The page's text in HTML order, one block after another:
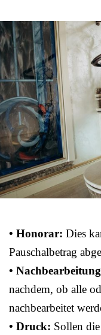
• Honorar: Dies
Pauschalbetrag
•
nachdem, ob alle
nachbearbeitet
• Druck: Sollen